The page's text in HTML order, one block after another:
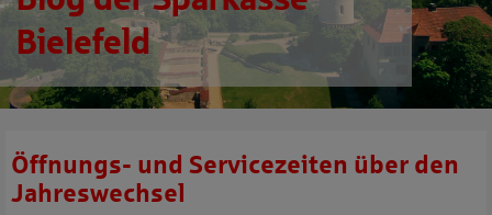
Bielefeld
Öffnungs- und Servicezeiten über den
Jahreswechsel